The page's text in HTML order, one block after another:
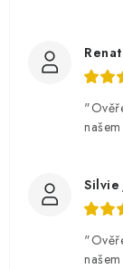
Silvie